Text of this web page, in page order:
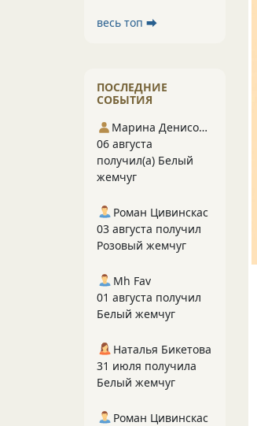
весь топ ⮕
ПОСЛЕДНИЕ
СОБЫТИЯ
Марина Денисова 5
06 августа
получил(а) Белый
жемчуг
Роман Цивинскас
03 августа получил
Розовый жемчуг
Mh Fav
01 августа получил
Белый жемчуг
Наталья Бикетова
31 июля получила
Белый жемчуг
Роман Цивинскас